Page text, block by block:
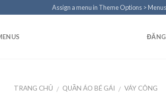
Assign a menu in Theme Options > Menus
TRANG CHỦ / QUẦN ÁO BÉ GÁI / VÁY CÔNG